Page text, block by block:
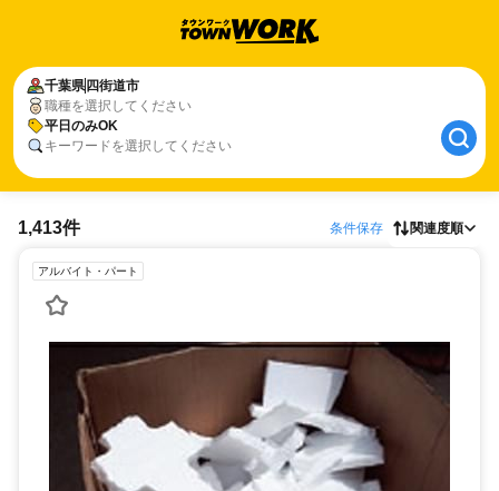
千葉県 四街道市
職種を選択してください
平日のみOK
キーワードを選択してください
1,413件 条件保存 関連度順
アルバイト・パート